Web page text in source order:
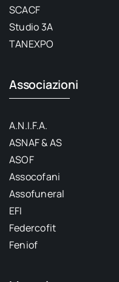
SCACF
Studio 3A
TANEXPO
Associazioni
A.N.I.F.A.
ASNAF & AS
ASOF
Assocofani
Assofuneral
EFI
Federcofit
Feniof